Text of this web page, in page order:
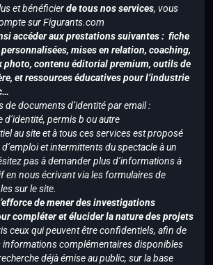
et bénéficierde tous nos services, vous
sur Figurants.com
accéder aux prestations suivantes : fiche
mises en relation, coaching,
photo, contenu éditorial premium, outils de
et ressources éducatives pour l’industrie
de documents d’identité par email :
d’identité, permis b ou autre
au site et à tous ces services est proposé
et intermittents du spectacle à un
pas à demander plus d’informations à
en nous écrivant via les formulaires de
sur le site.
de mener des investigations
compléter et élucider la nature des projets
ceux qui peuvent être confidentiels, afin de
informations complémentaires disponibles
déjà émise au public, sur la base